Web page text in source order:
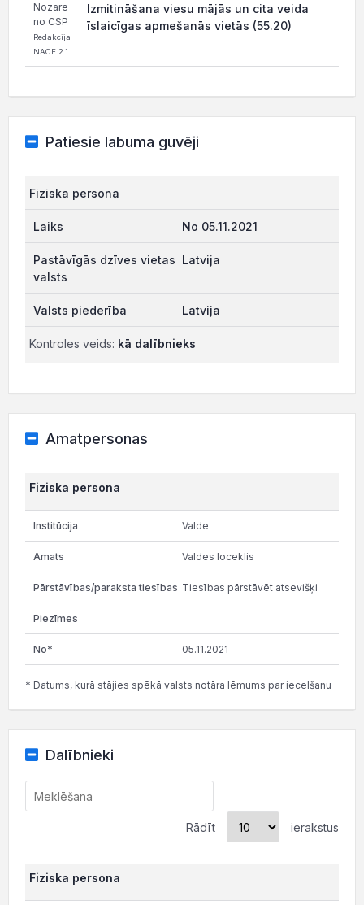
Nozare
no CSP
Redakcija
NACE 2.1
Izmitināšana viesu mājās un cita veida
īslaicīgas apmešanās vietās (55.20)
Patiesie labuma guvēji
Fiziska persona
No 05.11.2021
Latvija
Latvija
Kontroles veids: kā dalībnieks
Amatpersonas
Fiziska persona
Valde
Valdes loceklis
Tiesības pārstāvēt atsevišķi
05.11.2021
* Datums, kurā stājies spēkā valsts notāra lēmums par iecelšanu
Dalībnieki
Rādīt ierakstus
Fiziska persona